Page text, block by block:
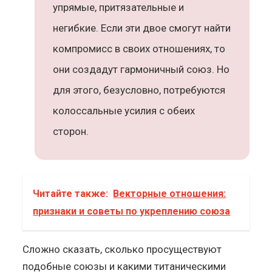
упрямые, притязательные и
негибкие. Если эти двое смогут найти
компромисс в своих отношениях, то
они создадут гармоничный союз. Но
для этого, безусловно, потребуются
колоссальные усилия с обеих
сторон.
Читайте также: Векторные отношения:
признаки и советы по укреплению союза
Сложно сказать, сколько просуществуют
подобные союзы и какими титаническими